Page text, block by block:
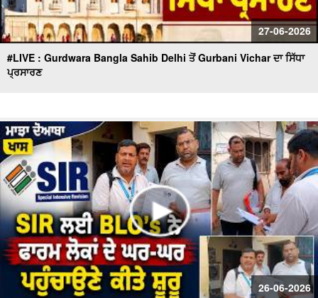
27-06-2026
#LIVE : Gurdwara Bangla Sahib Delhi ਤੋਂ Gurbani Vichar ਦਾ ਸਿੱਧਾ
ਪ੍ਰਸਾਰਣ
26-06-2026